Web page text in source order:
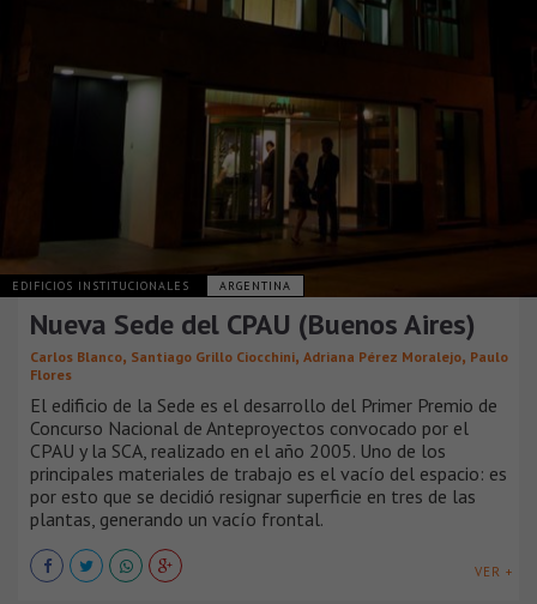
EDIFICIOS INSTITUCIONALES ARGENTINA
Nueva Sede del CPAU (Buenos Aires)
Carlos Blanco, Santiago Grillo Ciocchini, Adriana Pérez Moralejo, Paulo
Flores
El edificio de la Sede es el desarrollo del Primer Premio de
Concurso Nacional de Anteproyectos convocado por el
CPAU y la SCA, realizado en el año 2005. Uno de los
principales materiales de trabajo es el vacío del espacio: es
por esto que se decidió resignar superficie en tres de las
plantas, generando un vacío frontal.
VER +